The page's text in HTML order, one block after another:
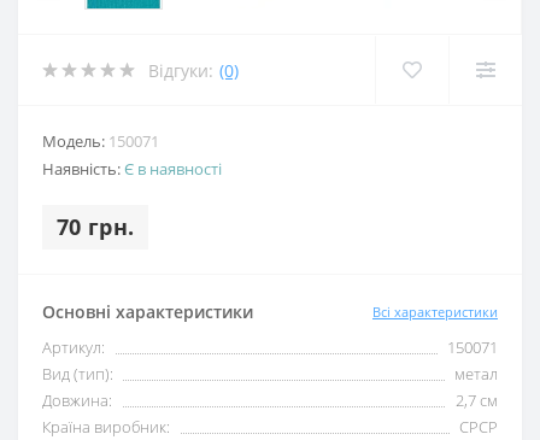
Відгуки: (0)
Модель: 150071
Наявність:Є в наявності
70 грн.
Основні характеристики Всі характеристики
Артикул:
150071
Вид (тип):
метал
Довжина:
2,7 см
Країна виробник:
СРСР